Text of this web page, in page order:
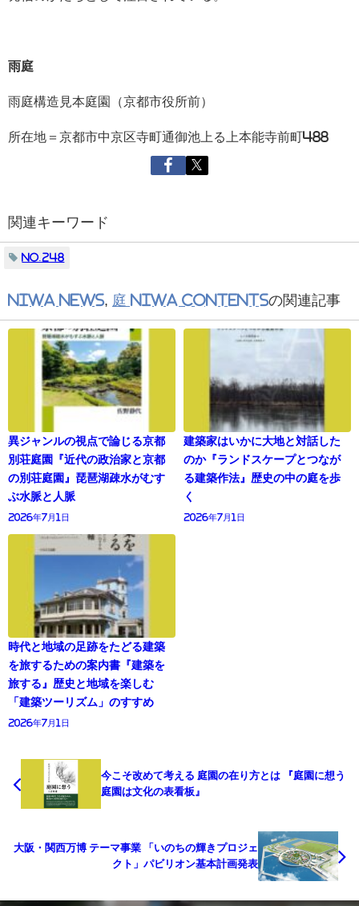
雨庭
雨庭構造見本庭園（京都市役所前）
所在地＝京都市中京区寺町通御池上る上本能寺前町488
関連キーワード
No.248
NIWA NEWS, 庭 NIWA CONTENTSの関連記事
異ジャンルの視点で論じる京都
別荘庭園『近代の政治家と京都
の別荘庭園』琵琶湖疎水がむす
ぶ水脈と人脈
2026年7月1日
建築家はいかに大地と対話した
のか『ランドスケープとつなが
る建築作法』歴史の中の庭を歩
く
2026年7月1日
時代と地域の足跡をたどる建築
を旅するための案内書『建築を
旅する』歴史と地域を楽しむ
「建築ツーリズム」のすすめ
2026年7月1日
今こそ改めて考える 庭園の在り方とは 『庭園に想う
庭園は文化の表看板』
大阪・関西万博 テーマ事業 「いのちの輝きプロジェ
クト」パビリオン基本計画発表